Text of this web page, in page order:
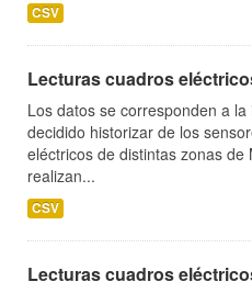
CSV
Lecturas cuadros
Los datos se corresponden a
decidido historizar de los
eléctricos de distintas zonas
realizan...
CSV
Lecturas cuadros